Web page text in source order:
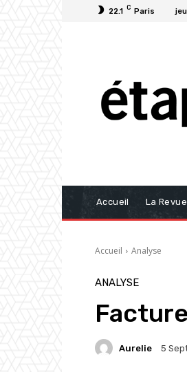
22.1 C Paris
Accueil La Revue
Accueil Analyse
ANALYSE
Aurelie 5